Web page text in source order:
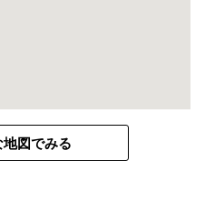
地図でみる